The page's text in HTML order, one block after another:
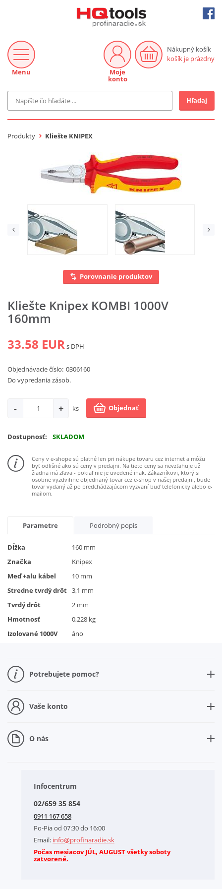
Značka
Makita-Záhrada
Gardena
Proxxon Industrial
Fiskars
CMT
novinka v ponuke
Vyhľadať
Hľadaj
Menu
Nákupný košík
košík je prázdny
Moje
konto
Produkty Kliešte KNIPEX
Porovnanie produktov
Kliešte Knipex KOMBI 1000V
160mm
33.58 EURs DPH
Objednávacie číslo: 0306160
Do vypredania zásob.
- + ks Objednať
Dostupnosť: SKLADOM
Ceny v e-shope sú platné len pri nákupe tovaru cez internet a môžu
byť odlišné ako sú ceny v predajni. Na tieto ceny sa nevzťahuje už
žiadna iná zľava - pokiaľ nie je uvedené inak. Zákazníkovi, ktorý si
osobne vyzdvihne objednaný tovar cez e-shop v našej predajni, bude
tovar vydaný až po predchádzajúcom vyzvaní buď telefonicky alebo e-
mailom.
Parametre Podrobný popis
Dĺžka
160 mm
Značka
Knipex
Meď +alu kábel
10 mm
Stredne tvrdý drôt 3,1 mm
Tvrdý drôt
2 mm
Hmotnosť
0,228 kg
Izolované 1000V
áno
Potrebujete pomoc?
Ako sa registrovať
Vaše konto
Prečo sa registrovať
Zabudli ste heslo
O nás
Obchodné podmienky
Letáky na stiahnutie
GDPR-Informácie o spracovaní osobných údajov HQ Tools, spol. s r. o.
Infocentrum
02/659 35 854
0911 167 658
Po-Pia od 07:30 do 16:00
Email: info@profinaradie.sk
Počas mesiacov JÚL, AUGUST všetky soboty
zatvorené.